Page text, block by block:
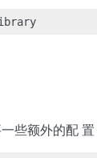
些额外的配